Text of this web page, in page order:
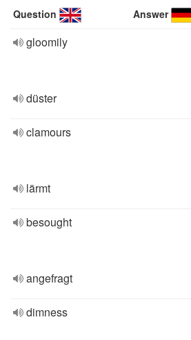
Question Answer
gloomily
düster
clamours
lärmt
besought
angefragt
dimness